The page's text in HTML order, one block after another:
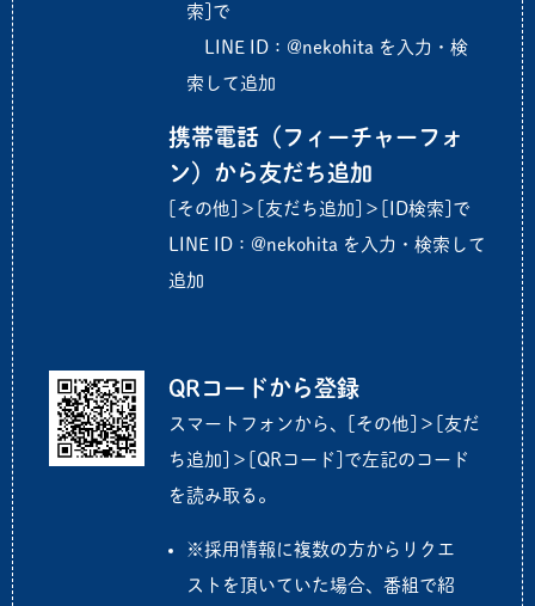
索]で
LINE ID：@nekohita を入力・検
索して追加
携帯電話（フィーチャーフォ
ン）から友だち追加
[その他]＞[友だち追加]＞[ID検索]で
LINE ID：@nekohita を入力・検索して
追加
QRコードから登録
スマートフォンから、[その他]＞[友だ
ち追加]＞[QRコード]で左記のコード
を読み取る。
※採用情報に複数の方からリクエ
ストを頂いていた場合、番組で紹